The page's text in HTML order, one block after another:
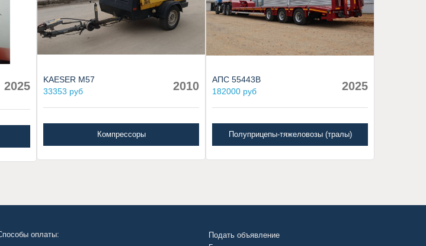
2025
KAESER M57
33353 руб
2010
Компрессоры
АПС 55443В
182000 руб
2025
Полуприцепы-тяжеловозы (тралы)
оплаты:
Подать объявление